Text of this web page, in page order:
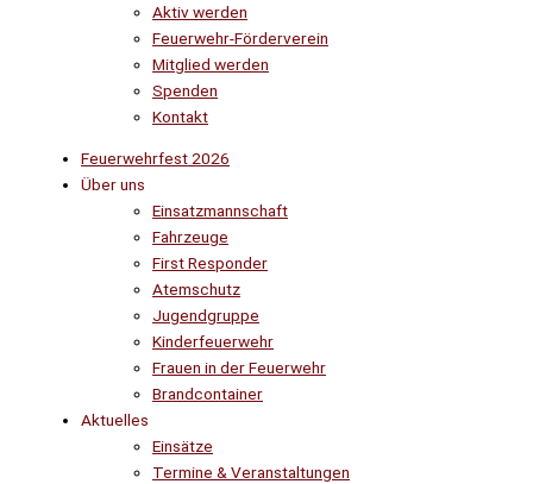
Aktiv werden
Feuerwehr-Förderverein
Mitglied werden
Spenden
Kontakt
Feuerwehrfest 2026
Über uns
Einsatzmannschaft
Fahrzeuge
First Responder
Atemschutz
Jugendgruppe
Kinderfeuerwehr
Frauen in der Feuerwehr
Brandcontainer
Aktuelles
Einsätze
Termine & Veranstaltungen